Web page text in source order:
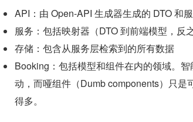
API：由 Open-API 生成器生成的 DTO 和
服务：包括映射器（DTO 到前端模型，
存储：包含从服务层检索到的所有数据
Booking：包括模型和组件在内的领域。
动，而哑组件（Dumb components）只
得多。